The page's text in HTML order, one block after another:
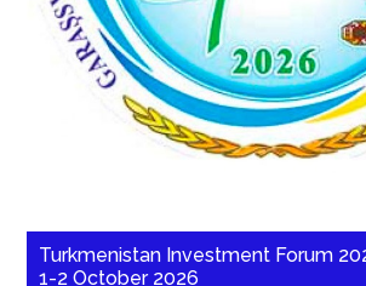
Turkmenistan Investment Forum
1-2 October 2026